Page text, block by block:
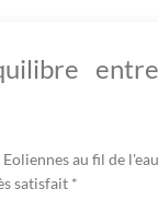
au fil de l'eau
satisfait *